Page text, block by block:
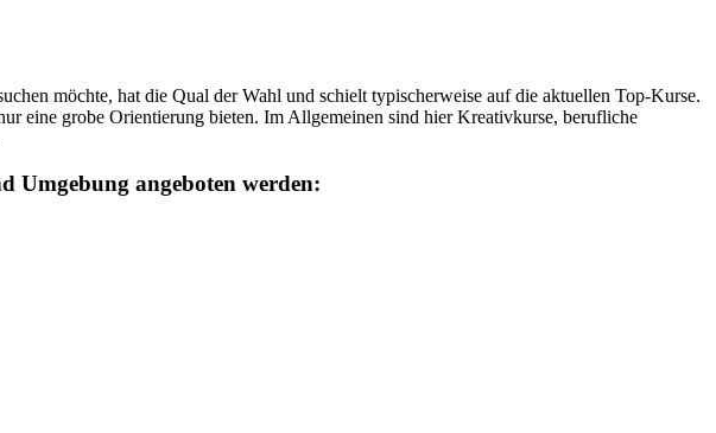
möchte, hat die Qual der Wahl und schielt typischerweise auf die aktuellen Top-Kurse.
eine grobe Orientierung bieten. Im Allgemeinen sind hier Kreativkurse, berufliche
Umgebung angeboten werden: